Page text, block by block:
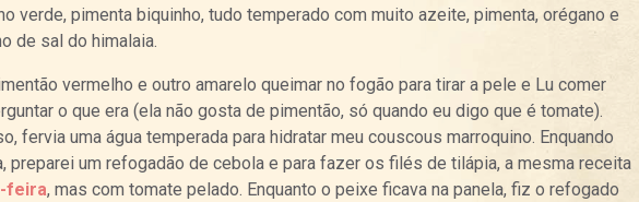
verde, pimenta biquinho, tudo temperado com muito azeite, pimenta, orégano e
de sal do himalaia.
vermelho e outro amarelo queimar no fogão para tirar a pele e Lu comer
o que era (ela não gosta de pimentão, só quando eu digo que é tomate).
fervia uma água temperada para hidratar meu couscous marroquino. Enquando
preparei um refogadão de cebola e para fazer os filés de tilápia, a mesma receita
feira, mas com tomate pelado. Enquanto o peixe ficava na panela, fiz o refogado